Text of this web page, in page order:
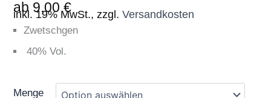
ab 9,00€
inkl. 19% MwSt., zzgl.Versandkosten
Zwetschgen
40% Vol.
Menge
Zwetschgenwasser